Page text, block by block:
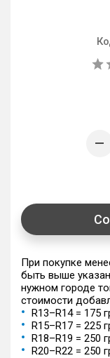
При покупке
быть выше
нужном городе
стоимости
R13–R14 = 175
R15–R17 = 225
R18–R19 = 250
R20–R22 = 250